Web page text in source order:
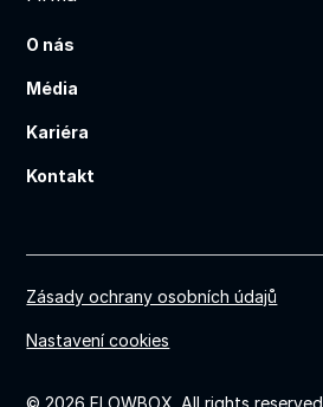
O nás
Média
Kariéra
Kontakt
Zásady ochrany osobních údajů
Nastavení cookies